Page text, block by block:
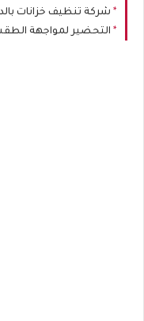
شركة تنظيف خزانات
التحضير لمواجهة الطقس